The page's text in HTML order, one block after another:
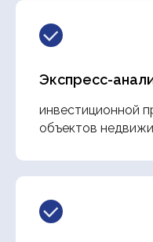
Экспресс-
инвестиционной
объектов